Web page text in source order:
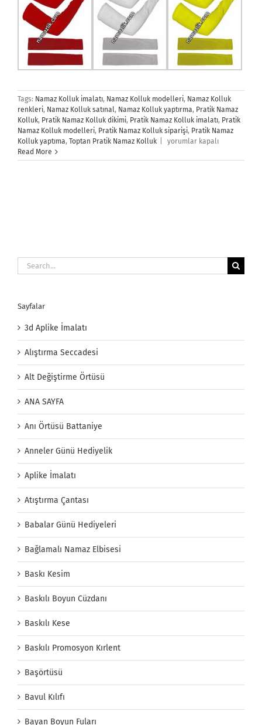
Tags: Namaz Kolluk imalatı, Namaz Kolluk modelleri, Namaz Kolluk
renkleri, Namaz Kolluk satınal, Namaz Kolluk yaptırma, Pratik Namaz
Kolluk, Pratik Namaz Kolluk dikimi, Pratik Namaz Kolluk imalatı, Pratik
Namaz Kolluk modelleri, Pratik Namaz Kolluk siparişi, Pratik Namaz
Kolluk yaptıma, Toptan Pratik Namaz Kolluk
Pratik
Kolluk
yorumlar kapalı
Read More
Search
for:
Sayfalar
3d Aplike İmalatı
Alıştırma Seccadesi
Alt Değiştirme Örtüsü
ANA SAYFA
Anı Örtüsü Battaniye
Anneler Günü Hediyelik
Aplike İmalatı
Atıştırma Çantası
Babalar Günü Hediyeleri
Bağlamalı Namaz Elbisesi
Baskı Kesim
Baskılı Boyun Cüzdanı
Baskılı Kese
Baskılı Promosyon Kırlent
Başörtüsü
Bavul Kılıfı
Bayan Boyun Fuları